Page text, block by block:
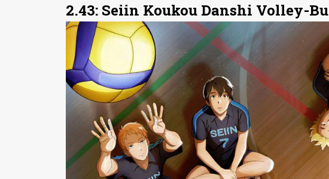
2.43: Seiin Koukou Danshi Volley-Bu